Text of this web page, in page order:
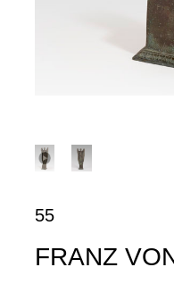
55
FRANZ